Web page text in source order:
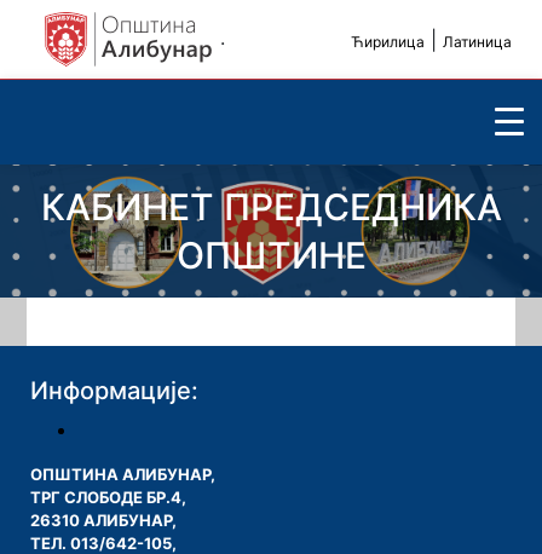
. Ћирилица Латиница
КАБИНЕТ ПРЕДСЕДНИКА
ОПШТИНЕ
Информације:
ОПШТИНА АЛИБУНАР,
ТРГ СЛОБОДЕ БР.4,
26310 АЛИБУНАР,
ТЕЛ. 013/642-105,